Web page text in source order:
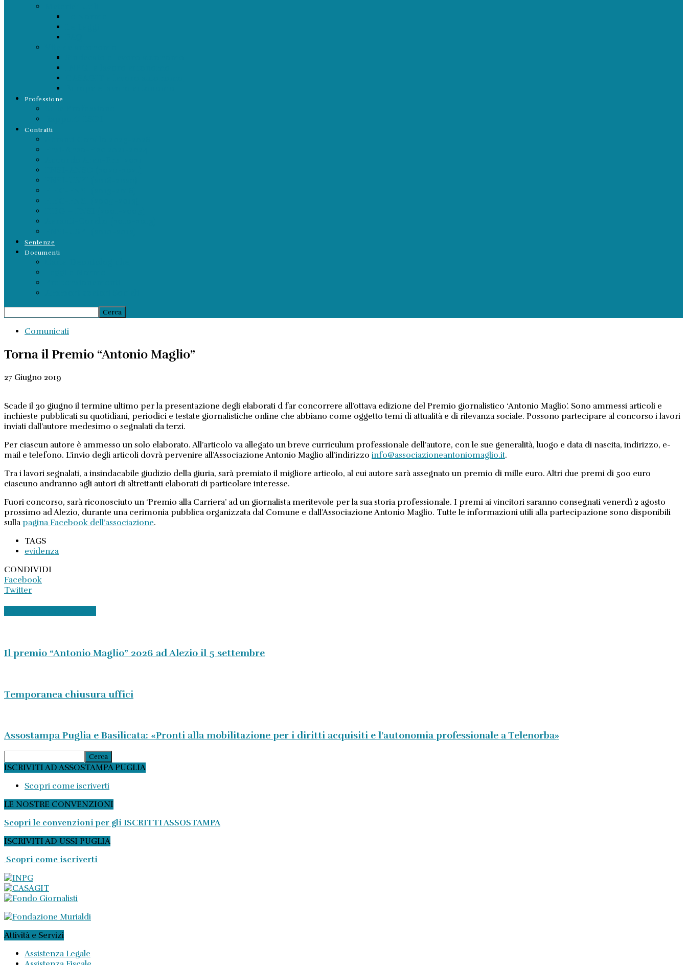
Professione
Contratti
Sentenze
Documenti
Comunicati
Torna il Premio “Antonio Maglio”
27 Giugno 2019
Scade il 30 giugno il termine ultimo per la presentazione degli elaborati d far concorrere all’ottava edizione del Premio giornalistico ‘Antonio Maglio’. Sono ammessi articoli e
inchieste pubblicati su quotidiani, periodici e testate giornalistiche online che abbiano come oggetto temi di attualità e di rilevanza sociale. Possono partecipare al concorso i lavori
inviati dall’autore medesimo o segnalati da terzi.
Per ciascun autore è ammesso un solo elaborato. All’articolo va allegato un breve curriculum professionale dell’autore, con le sue generalità, luogo e data di nascita, indirizzo, e-
mail e telefono. L’invio degli articoli dovrà pervenire all’Associazione Antonio Maglio all’indirizzo info@associazioneantoniomaglio.it.
Tra i lavori segnalati, a insindacabile giudizio della giuria, sarà premiato il migliore articolo, al cui autore sarà assegnato un premio di mille euro. Altri due premi di 500 euro
ciascuno andranno agli autori di altrettanti elaborati di particolare interesse.
Fuori concorso, sarà riconosciuto un ‘Premio alla Carriera’ ad un giornalista meritevole per la sua storia professionale. I premi ai vincitori saranno consegnati venerdì 2 agosto
prossimo ad Alezio, durante una cerimonia pubblica organizzata dal Comune e dall’Associazione Antonio Maglio. Tutte le informazioni utili alla partecipazione sono disponibili
sullapagina Facebook dell’associazione.
TAGS
evidenza
CONDIVIDI
Facebook
Twitter
Il premio “Antonio Maglio” 2026 ad Alezio il 5 settembre
Temporanea chiusura uffici
Assostampa Puglia e Basilicata: «Pronti alla mobilitazione per i diritti acquisiti e l’autonomia professionale a Telenorba»
ISCRIVITI AD ASSOSTAMPA PUGLIA
Scopri come iscriverti
LE NOSTRE CONVENZIONI
Scopri le convenzioni per gli ISCRITTI ASSOSTAMPA
ISCRIVITI AD USSI PUGLIA
Scopri come iscriverti
Attività e Servizi
Assistenza Legale